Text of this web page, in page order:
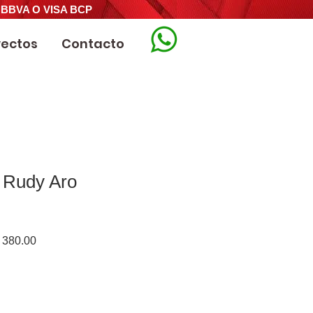
O VISA BCP
Contacto
Aro
380.00Precio